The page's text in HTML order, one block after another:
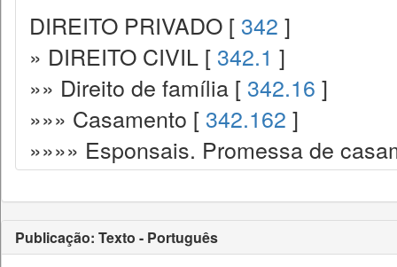
DIREITO PRIVADO [ 342 ]
» DIREITO CIVIL [ 342.1 ]
»» Direito de família [ 342.16 ]
»»» Casamento [ 342.162 ]
»»»» Esponsais. Promessa de
Publicação: Texto - Português